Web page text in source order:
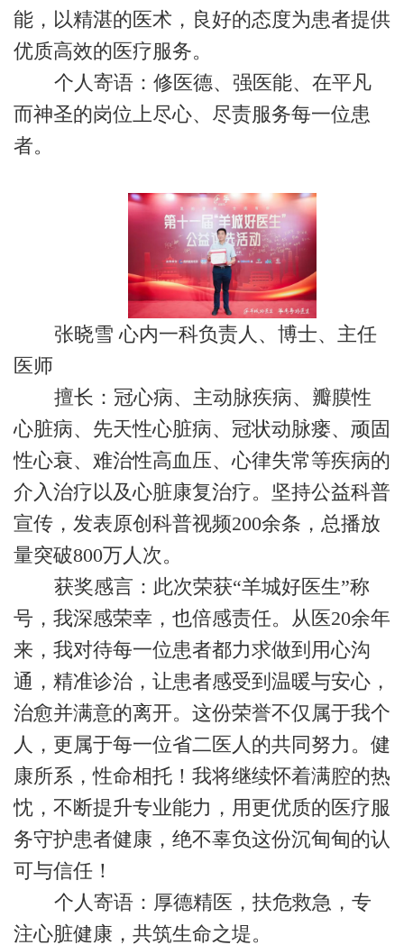
能，以精湛的医术，良好的态度为患者提供
优质高效的医疗服务。
个人寄语：修医德、强医能、在平凡
而神圣的岗位上尽心、尽责服务每一位患
者。
张晓雪 心内一科负责人、博士、主任
医师
擅长：冠心病、主动脉疾病、瓣膜性
心脏病、先天性心脏病、冠状动脉瘘、顽固
性心衰、难治性高血压、心律失常等疾病的
介入治疗以及心脏康复治疗。坚持公益科普
宣传，发表原创科普视频200余条，总播放
量突破800万人次。
获奖感言：此次荣获“羊城好医生”称
号，我深感荣幸，也倍感责任。从医20余年
来，我对待每一位患者都力求做到用心沟
通，精准诊治，让患者感受到温暖与安心，
治愈并满意的离开。这份荣誉不仅属于我个
人，更属于每一位省二医人的共同努力。健
康所系，性命相托！我将继续怀着满腔的热
忱，不断提升专业能力，用更优质的医疗服
务守护患者健康，绝不辜负这份沉甸甸的认
可与信任！
个人寄语：厚德精医，扶危救急，专
注心脏健康，共筑生命之堤。